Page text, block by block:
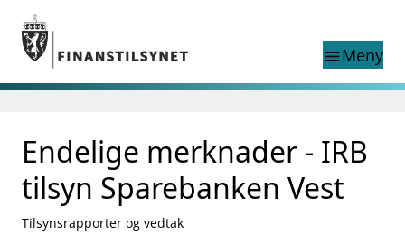
Gå til hovedinnhold
Gå til søkesiden
menuMeny
nettstedet
language
exist in English
English home page
Tilsyn
Aktuelt
Endelige merknader - IRB
tilsyn Sparebanken Vest
Tilsynsrapporter og vedtak